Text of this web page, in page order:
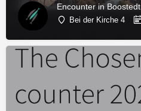
Encounter in Boostedt
Bei der Kirche 4